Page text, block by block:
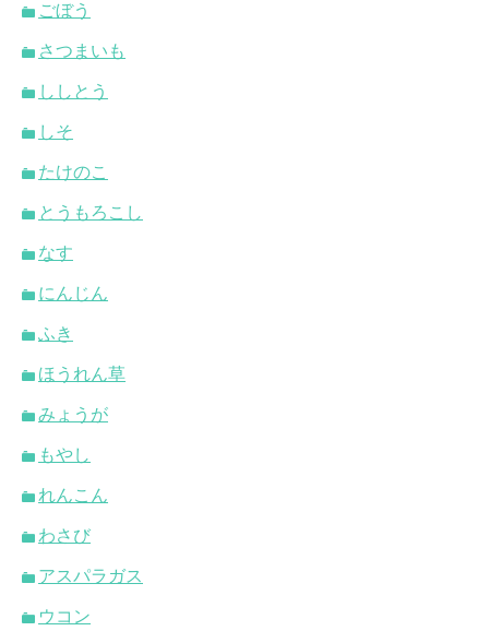
ごぼう
さつまいも
ししとう
しそ
たけのこ
とうもろこし
なす
にんじん
ふき
ほうれん草
みょうが
もやし
れんこん
わさび
アスパラガス
ウコン